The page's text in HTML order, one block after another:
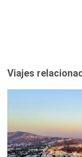
Viajes